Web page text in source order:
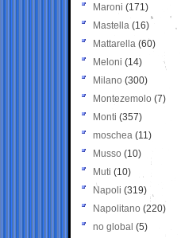
Maroni (171)
Mastella (16)
Mattarella (60)
Meloni (14)
Milano (300)
Montezemolo (7)
Monti (357)
moschea (11)
Musso (10)
Muti (10)
Napoli (319)
Napolitano (220)
no global (5)